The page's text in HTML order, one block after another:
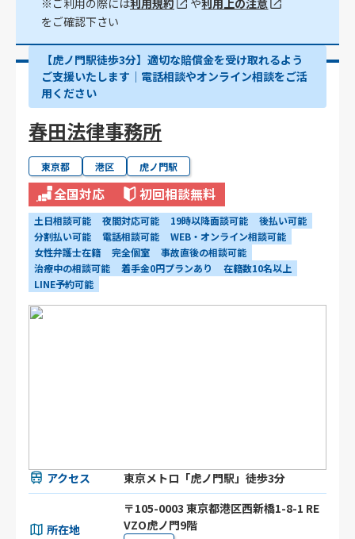
※ご利用の際には利用規約 や利用上の注意
をご確認下さい
【虎ノ門駅徒歩3分】適切な賠償金を受け取れるよう
ご支援いたします│電話相談やオンライン相談をご活
用ください
春田法律事務所
東京都 港区 虎ノ門駅
全国対応 初回相談無料
土日相談可能 夜間対応可能 19時以降面談可能
後払い可能
分割払い可能
電話相談可能
WEB・オンライン相談可能
女性弁護士在籍
完全個室
事故直後の相談可能
治療中の相談可能
着手金0円プランあり
在籍数10名以上
LINE予約可能
アクセス 東京メトロ「虎ノ門駅」徒歩3分
所在地
〒105-0003 東京都港区⻄新橋1-8-1 RE
VZO虎ノ門9階